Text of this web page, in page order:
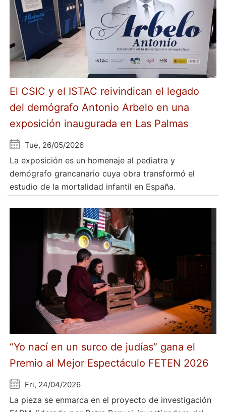
El CSIC y el ISTAC reivindican el legado
del demógrafo Antonio Arbelo en una
exposición inaugurada en Las Palmas
Tue, 26/05/2026
La exposición es un homenaje al pediatra y
demógrafo grancanario cuya obra transformó el
estudio de la mortalidad infantil en España.
“Yo nací en un surco de judías” gana el
Premio al Mejor Espectáculo FETEN 2026
Fri, 24/04/2026
La pieza se enmarca en el proyecto de investigación